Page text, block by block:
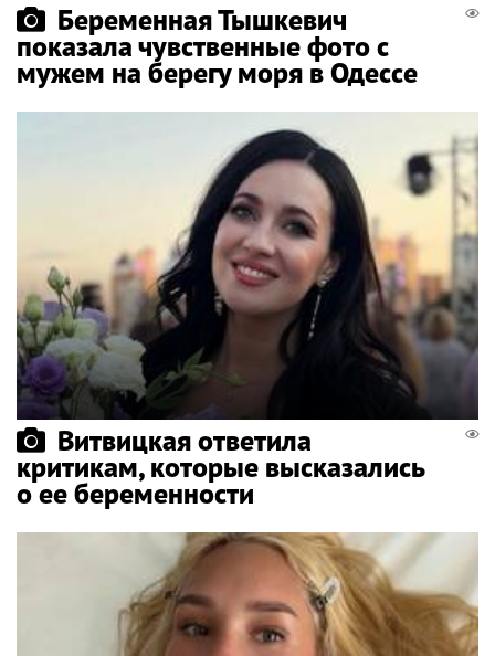
Беременная Тышкевич
показала чувственные фото с
мужем на берегу моря в Одессе
Витвицкая ответила
критикам, которые высказались
о ее беременности